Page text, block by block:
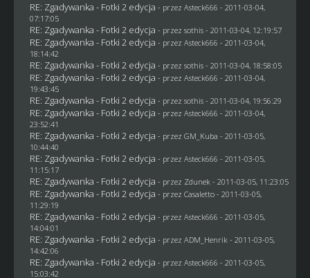
RE: Zgadywanka - Fotki 2 edycja - przez Asteck666 - 2011-03-04,
07:17:05
RE: Zgadywanka - Fotki 2 edycja - przez sothis- 2011-03-04, 12:19:57
RE: Zgadywanka - Fotki 2 edycja - przez Asteck666 - 2011-03-04,
18:14:42
RE: Zgadywanka - Fotki 2 edycja - przez sothis- 2011-03-04, 18:58:05
RE: Zgadywanka - Fotki 2 edycja - przez Asteck666 - 2011-03-04,
19:43:45
RE: Zgadywanka - Fotki 2 edycja - przez sothis- 2011-03-04, 19:56:29
RE: Zgadywanka - Fotki 2 edycja - przez Asteck666 - 2011-03-04,
23:52:41
RE: Zgadywanka - Fotki 2 edycja - przez GM_Kuba - 2011-03-05,
10:44:40
RE: Zgadywanka - Fotki 2 edycja - przez Asteck666 - 2011-03-05,
11:15:17
RE: Zgadywanka - Fotki 2 edycja - przez Zdunek - 2011-03-05, 11:23:05
RE: Zgadywanka - Fotki 2 edycja - przez Casaletto- 2011-03-05,
11:29:19
RE: Zgadywanka - Fotki 2 edycja - przez Asteck666 - 2011-03-05,
14:04:01
RE: Zgadywanka - Fotki 2 edycja - przez ADM_Henrik - 2011-03-05,
14:42:06
RE: Zgadywanka - Fotki 2 edycja - przez Asteck666 - 2011-03-05,
15:03:42